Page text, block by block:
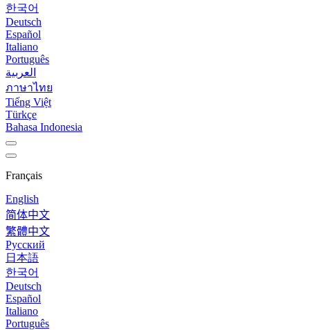
한국어
Deutsch
Español
Italiano
Português
العربية
ภาษาไทย
Tiếng Việt
Türkçe
Bahasa Indonesia
Français
English
简体中文
繁體中文
Русский
日本語
한국어
Deutsch
Español
Italiano
Português